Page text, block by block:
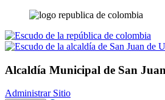
Alcaldía Municipal de San
Administrar Sitio